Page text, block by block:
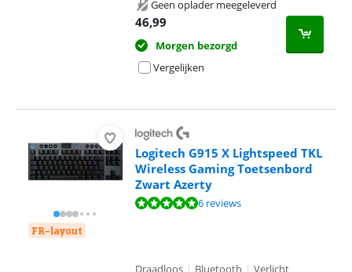
Geen oplader meegeleverd
46,99
Morgen bezorgd
Vergelijken
FR-layout
Logitech G915 X Lightspeed TKL
Wireless Gaming Toetsenbord
Zwart Azerty
Beoordeling is 9,7 van de 10, gebaseerd op 6 reviews.
6 reviews
Draadloos | Bluetooth | Verlicht